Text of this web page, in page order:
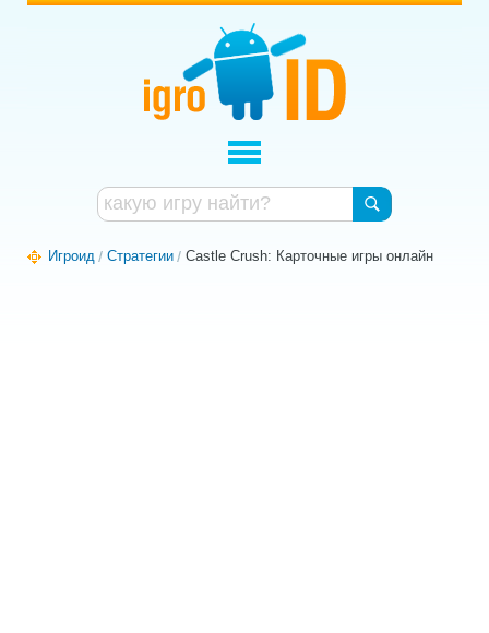
Игроид Стратегии Castle Crush: Карточные игры онлайн